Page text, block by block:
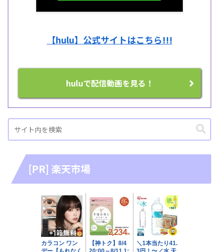
【hulu】公式サイトはこちら!!!
huluで配信動画を見る！
[PR] 楽天市場